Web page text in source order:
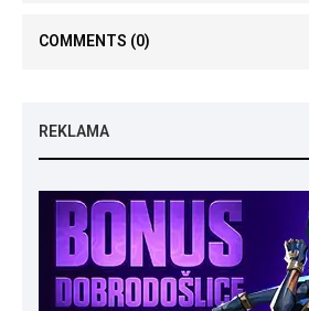
COMMENTS (0)
REKLAMA